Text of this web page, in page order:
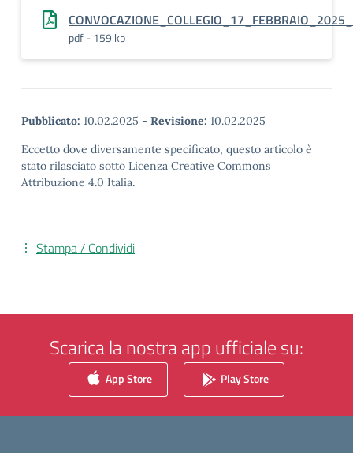
pdf - 159 kb
Pubblicato: 10.02.2025 - Revisione: 10.02.2025
Eccetto dove diversamente specificato, questo articolo è
stato rilasciato sotto Licenza Creative Commons
Attribuzione 4.0 Italia.
Stampa / Condividi
Scarica la nostra app ufficiale su:
App Store Play Store